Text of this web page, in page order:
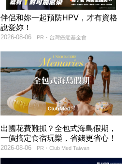
伴侶和妳一起預防HPV，才有資格
說愛妳！
PR・台灣癌症基金會
2026-08-06
出國花費難抓？全包式海島假期，
一價搞定食宿玩樂，省錢更省心！
PR・Club Med Taiwan
2026-08-06